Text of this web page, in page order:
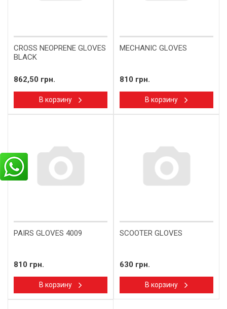
CROSS NEOPRENE GLOVES
BLACK
862,50 грн.
В корзину
MECHANIC GLOVES
810 грн.
В корзину
PAIRS GLOVES 4009
810 грн.
В корзину
SCOOTER GLOVES
630 грн.
В корзину